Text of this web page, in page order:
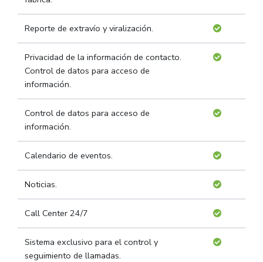
Reporte de extravío y viralización.
Privacidad de la información de contacto.
Control de datos para acceso de
información.
Control de datos para acceso de
información.
Calendario de eventos.
Noticias.
Call Center 24/7
Sistema exclusivo para el control y
seguimiento de llamadas.